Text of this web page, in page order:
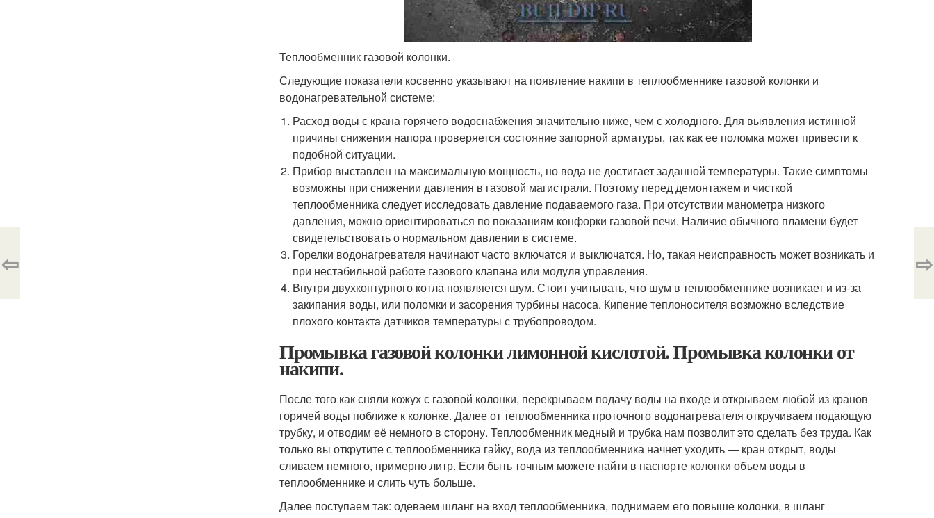
Теплообменник газовой колонки.
Следующие показатели косвенно указывают на появление накипи в теплообменнике газовой колонки и
водонагревательной системе:
Расход воды с крана горячего водоснабжения значительно ниже, чем с холодного. Для выявления истинной
причины снижения напора проверяется состояние запорной арматуры, так как ее поломка может привести к
подобной ситуации.
Прибор выставлен на максимальную мощность, но вода не достигает заданной температуры. Такие симптомы
возможны при снижении давления в газовой магистрали. Поэтому перед демонтажем и чисткой
теплообменника следует исследовать давление подаваемого газа. При отсутствии манометра низкого
давления, можно ориентироваться по показаниям конфорки газовой печи. Наличие обычного пламени будет
свидетельствовать о нормальном давлении в системе.
Горелки водонагревателя начинают часто включатся и выключатся. Но, такая неисправность может возникать и
при нестабильной работе газового клапана или модуля управления.
Внутри двухконтурного котла появляется шум. Стоит учитывать, что шум в теплообменнике возникает и из-за
закипания воды, или поломки и засорения турбины насоса. Кипение теплоносителя возможно вследствие
плохого контакта датчиков температуры с трубопроводом.
Промывка газовой колонки лимонной кислотой. Промывка колонки от
накипи.
После того как сняли кожух с газовой колонки, перекрываем подачу воды на входе и открываем любой из кранов
горячей воды поближе к колонке. Далее от теплообменника проточного водонагревателя откручиваем подающую
трубку, и отводим её немного в сторону. Теплообменник медный и трубка нам позволит это сделать без труда. Как
только вы открутите с теплообменника гайку, вода из теплообменника начнет уходить — кран открыт, воды
сливаем немного, примерно литр. Если быть точным можете найти в паспорте колонки объем воды в
теплообменнике и слить чуть больше.
Далее поступаем так: одеваем шланг на вход теплообменника, поднимаем его повыше колонки, в шланг
⇦ ⇨